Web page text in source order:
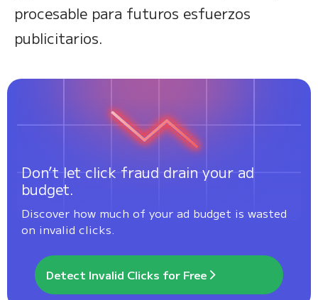
procesable para futuros esfuerzos
publicitarios.
Don’t let click fraud drain your ad
budget.
Discover how much of your ad budget is wasted
on invalid clicks.
Detect Invalid Clicks for Free